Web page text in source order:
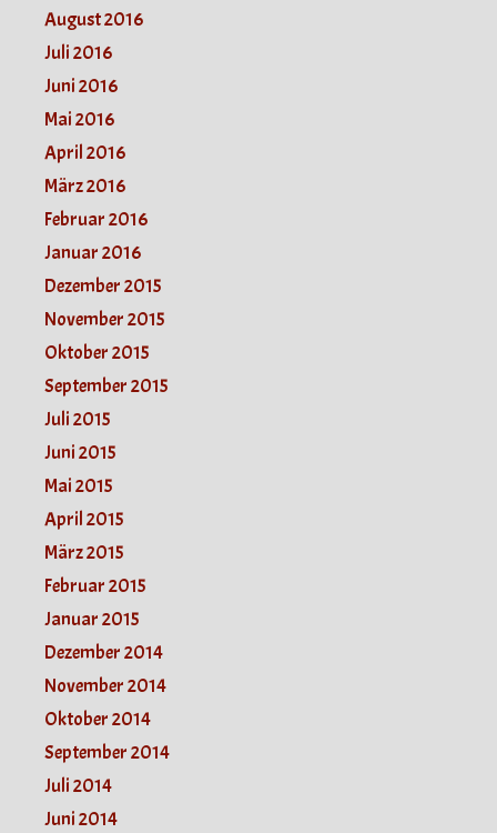
August 2016
Juli 2016
Juni 2016
Mai 2016
April 2016
März 2016
Februar 2016
Januar 2016
Dezember 2015
November 2015
Oktober 2015
September 2015
Juli 2015
Juni 2015
Mai 2015
April 2015
März 2015
Februar 2015
Januar 2015
Dezember 2014
November 2014
Oktober 2014
September 2014
Juli 2014
Juni 2014